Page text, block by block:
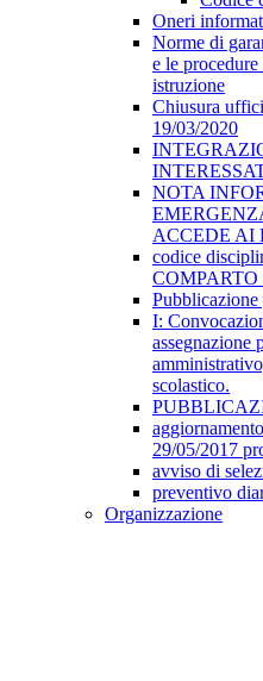
Oneri
Norme di
e le
istruzione
Chiusura
19/03/2020
NOTA
ACCEDE AI
codice
I:
assegnazione
scolastico.
29/05/2017
avviso di
preventivo
Organizzazione